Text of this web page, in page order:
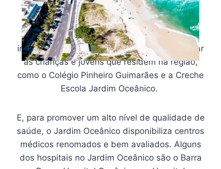
humor.
Além disso, a região conta com algumas
instituições de ensino responsáveis por educar
as crianças e jovens que residem na região,
como o Colégio Pinheiro Guimarães e a Creche
Escola Jardim Oceânico.
E, para promover um alto nível de qualidade de
saúde, o Jardim Oceânico disponibiliza centros
médicos renomados e bem avaliados. Alguns
dos hospitais no Jardim Oceânico são o Barra